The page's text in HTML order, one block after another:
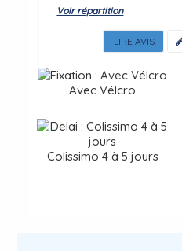
Voir répartition
LIRE AVIS
Avec Vélcro
Colissimo 4 à 5 jours